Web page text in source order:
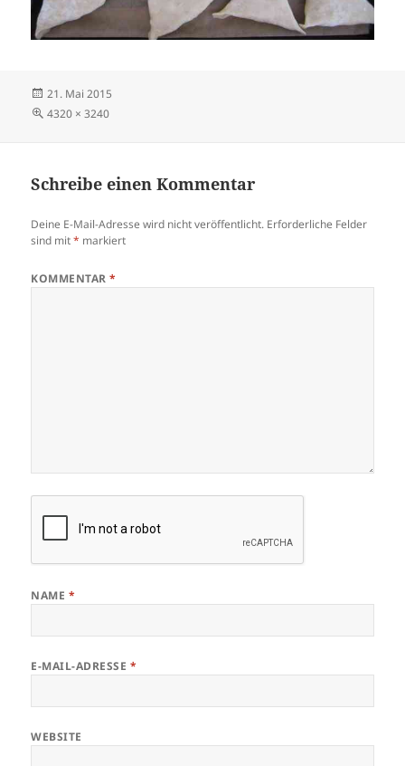
Veröffentlicht
am
21. Mai 2015
Volle
4320 × 3240
Schreibe einen Kommentar
Deine E-Mail-Adresse wird nicht veröffentlicht. Erforderliche Felder
sind mit* markiert
KOMMENTAR*
NAME *
E-MAIL-ADRESSE *
WEBSITE